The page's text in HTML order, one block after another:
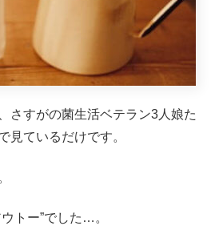
さすがの菌生活ベテラン3人娘た
見ているだけです。
トー”でした…。